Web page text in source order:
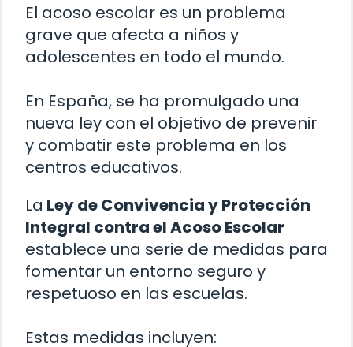
El acoso escolar es un problema
grave que afecta a niños y
adolescentes en todo el mundo.
En España, se ha promulgado una
nueva ley con el objetivo de prevenir
y combatir este problema en los
centros educativos.
La Ley de Convivencia y Protección
Integral contra el Acoso Escolar
establece una serie de medidas para
fomentar un entorno seguro y
respetuoso en las escuelas.
Estas medidas incluyen: